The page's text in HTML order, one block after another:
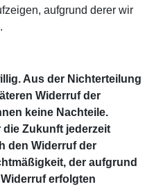
aufgrund derer wir
Aus der Nichterteilung
Widerruf der
keine Nachteile.
Zukunft jederzeit
den Widerruf der
der aufgrund
erfolgten